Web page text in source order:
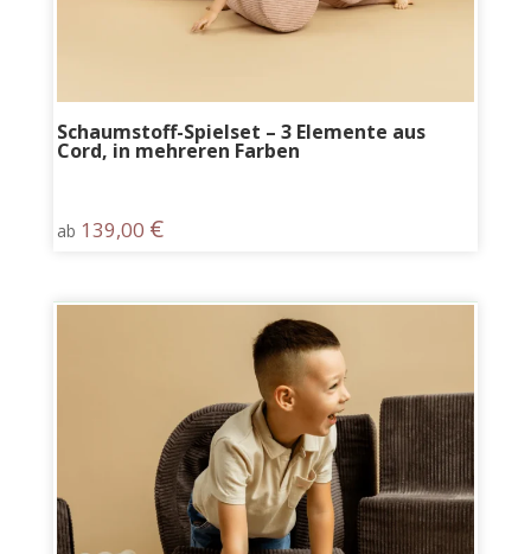
Schaumstoff-Spielset – 3 Elemente aus
Cord, in mehreren Farben
ab 139,00 €